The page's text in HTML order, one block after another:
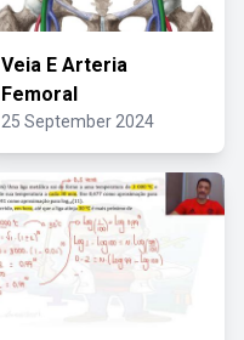
Veia E Arteria
Femoral
25 September 2024